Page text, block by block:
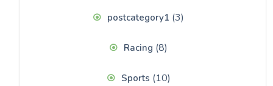
postcategory1 (3)
Racing (8)
Sports (10)